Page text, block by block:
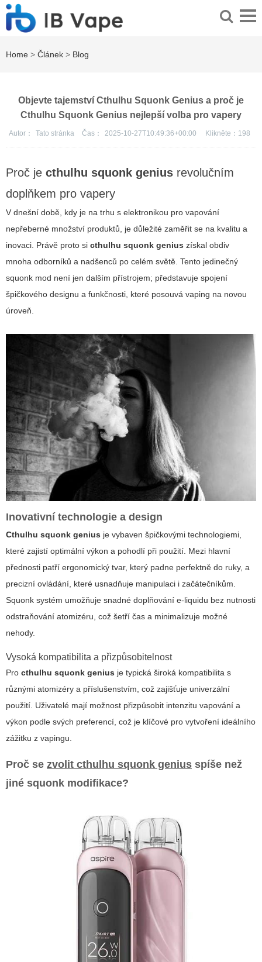
Home > Článek > Blog
Objevte tajemství Cthulhu Squonk Genius a proč je
Cthulhu Squonk Genius nejlepší volba pro vapery
Autor： Tato stránka Čas： 2025-10-27T10:49:36+00:00 Klikněte： 198
Proč je cthulhu squonk genius revolučním
doplňkem pro vapery
V dnešní době, kdy je na trhu s elektronikou pro vapování
nepřeberné množství produktů, je důležité zaměřit se na kvalitu a
inovaci. Právě proto si cthulhu squonk genius získal obdiv
mnoha odborníků a nadšenců po celém světě. Tento jedinečný
squonk mod není jen dalším přístrojem; představuje spojení
špičkového designu a funkčnosti, které posouvá vaping na novou
úroveň.
Inovativní technologie a design
Cthulhu squonk genius je vybaven špičkovými technologiemi,
které zajistí optimální výkon a pohodlí při použití. Mezi hlavní
přednosti patří ergonomický tvar, který padne perfektně do ruky, a
precizní ovládání, které usnadňuje manipulaci i začátečníkům.
Squonk systém umožňuje snadné doplňování e-liquidu bez nutnosti
odstraňování atomizéru, což šetří čas a minimalizuje možné
nehody.
Vysoká kompatibilita a přizpůsobitelnost
Pro cthulhu squonk genius je typická široká kompatibilita s
různými atomizéry a příslušenstvím, což zajišťuje univerzální
použití. Uživatelé mají možnost přizpůsobit intenzitu vapování a
výkon podle svých preferencí, což je klíčové pro vytvoření ideálního
zážitku z vapingu.
Proč se zvolit cthulhu squonk genius spíše než
jiné squonk modifikace?